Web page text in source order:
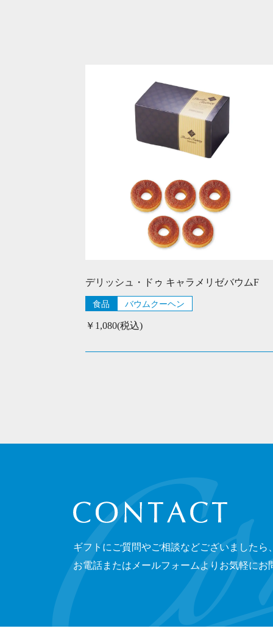
デリッシュ・ドゥ キャラメリゼバウムF
食品 バウムクーヘン
￥1,080(税込)
CONTACT
ギフトにご質問やご相談などございましたら
お電話またはメールフォームよりお気軽にお